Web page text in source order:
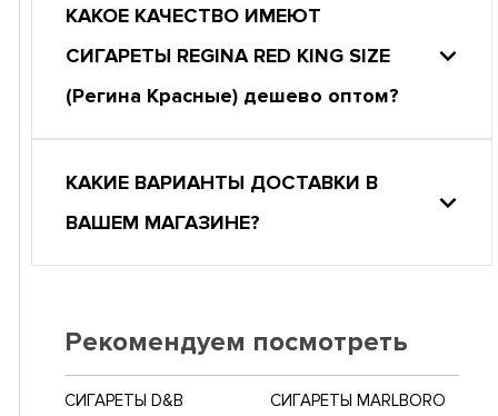
КАКОЕ КАЧЕСТВО ИМЕЮТ
СИГАРЕТЫ REGINA RED KING SIZE
(Регина Красные) дешево оптом?
КАКИЕ ВАРИАНТЫ ДОСТАВКИ В
ВАШЕМ МАГАЗИНЕ?
Рекомендуем посмотреть
СИГАРЕТЫ D&B
СИГАРЕТЫ MARLBORO